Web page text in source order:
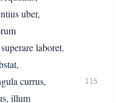
uber,
laboret.
currus,
115
illum